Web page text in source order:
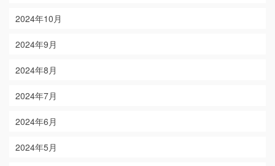
2024年10月
2024年9月
2024年8月
2024年7月
2024年6月
2024年5月